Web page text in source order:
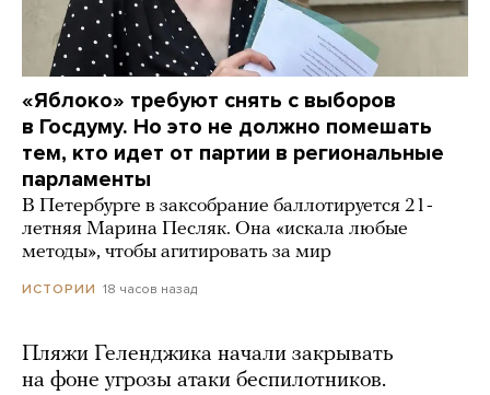
«Яблоко» требуют снять с выборов
в Госдуму. Но это не должно помешать
тем, кто идет от партии в региональные
парламенты
В Петербурге в заксобрание баллотируется 21-
летняя Марина Песляк. Она «искала любые
методы», чтобы агитировать за мир
ИСТОРИИ 18 часов назад
Пляжи Геленджика начали закрывать
на фоне угрозы атаки беспилотников.